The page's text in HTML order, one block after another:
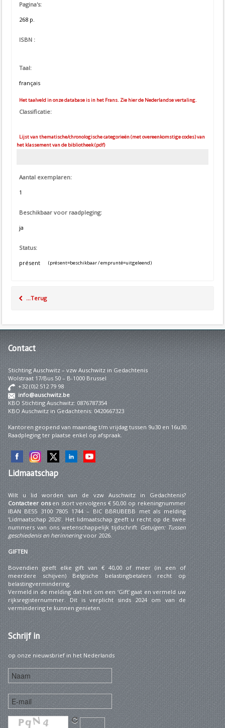
Pagina's:
268 p.
ISBN :
Taal:
français
Het taalveld in onze database is in het Frans. Zie hier de Nederlandse vertaling.
Classificatie:
Lijst van thematische/chronologische categorieën (met overeenkomstige codes) van
het klassement van de bibliotheek (pdf)
Aantal exemplaren:
1
Beschikbaar voor raadpleging:
ja
Status:
présent
(présent=beschikbaar / emprunté=uitgeleend)
...Terug
Contact
Stichting Auschwitz – vzw Auschwitz in Gedachtenis
Wolstraat 17/Bus 50 – B-1000 Brussel
+32 (0)2 512 79 98
info@auschwitz.be
KBO Stichting Auschwitz: 0876787354
KBO Auschwitz in Gedachtenis: 0420667323
Kantoren geopend van maandag t/m vrijdag tussen 9u30 en 16u30.
Raadpleging ter plaatse enkel op afspraak.
Lidmaatschap
Wilt u lid worden van de vzw Auschwitz in Gedachtenis?
Contacteer onsen stort vervolgens € 50,00 op rekeningnummer
IBAN BE55 3100 7805 1744 – BIC BBRUBEBB met als melding
‘Lidmaatschap 2026’. Het lidmaatschap geeft u recht op de twee
nummers van ons wetenschappelijk tijdschrift Getuigen: Tussen
geschiedenis en herinneringvoor 2026.
GIFTEN
Bovendien geeft elke gift van € 40,00 of meer (in een of
meerdere schijven) Belgische belastingbetalers recht op
belastingvermindering.
Vermeld in de melding dat het om een ‘Gift’ gaat en vermeld uw
rijksregisternummer. Dit is verplicht sinds 2024 om van de
vermindering te kunnen genieten.
Schrijfin
op onze nieuwsbrief in het Nederlands